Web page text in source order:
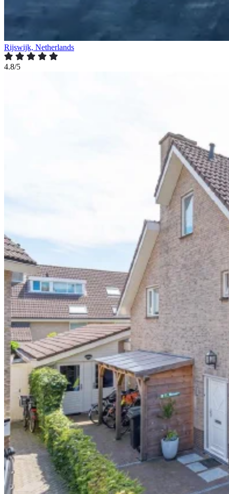
Rijswijk, Netherlands
4.8/5